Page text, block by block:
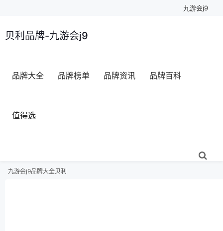
九游会j9
贝利品牌-九游会j9
品牌大全 品牌榜单 品牌资讯 品牌百科
值得选
九游会j9品牌大全贝利